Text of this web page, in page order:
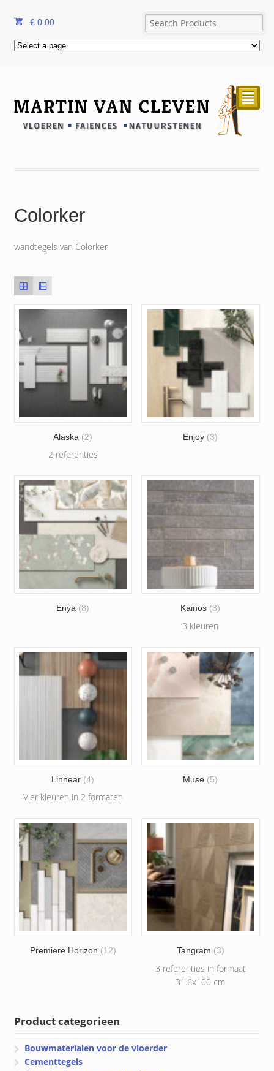
€ 0.00
²
Colorker
wandtegels van Colorker
Alaska (2)
2 referenties
Enjoy (3)
Enya (8) Kainos (3)
3 kleuren
Linnear (4)
Vier kleuren in 2 formaten
Muse (5)
Premiere Horizon (12) Tangram (3)
3 referenties in formaat
31.6x100 cm
Product categorieen
Bouwmaterialen voor de vloerder
Cementtegels